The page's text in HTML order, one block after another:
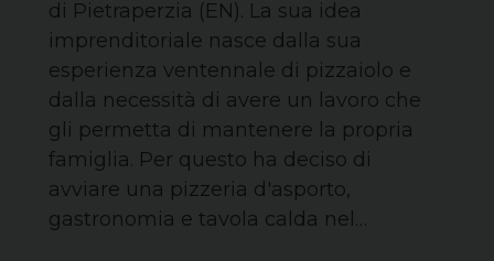
di Pietraperzia (EN). La sua idea
imprenditoriale nasce dalla sua
esperienza ventennale di pizzaiolo e
dalla necessità di avere un lavoro che
gli permetta di mantenere la propria
famiglia. Per questo ha deciso di
avviare una pizzeria d'asporto,
gastronomia e tavola calda nel…